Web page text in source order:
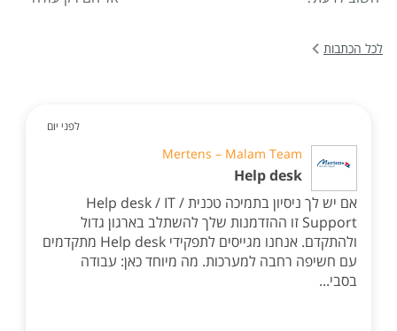
לכל הכתבות
לפני יום
Mertens – Malam Team
Help desk
אם יש לך ניסיון בתמיכה טכנית / Help desk / IT
Support זו ההזדמנות שלך להשתלב בארגון גדול
ולהתקדם. אנחנו מגייסים לתפקידי Help desk מתקדמים
עם חשיפה רחבה למערכות. מה מיוחד כאן: עבודה
בסבי...